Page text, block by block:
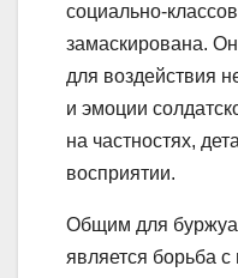
социально-
замаскирована.
для воздействия
и эмоции
на частностях,
восприятии.
Общим для
является борьба